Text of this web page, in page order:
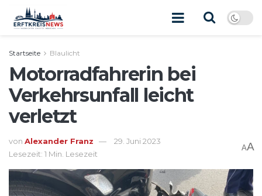
Startseite Blaulicht
Motorradfahrerin bei
Verkehrsunfall leicht
verletzt
von Alexander Franz
29. Juni 2023
Lesezeit: 1 Min. Lesezeit
AA